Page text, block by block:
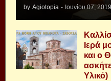
by Agiotopia - Ιουνίου 07, 2019
Ιερά
και ο
Υλικό)